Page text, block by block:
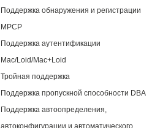
Поддержка обнаружения и регистрации
MPCP
Поддержка аутентификации
Mac/Loid/Mac+Loid
Тройная поддержка
Поддержка пропускной способности DBA
Поддержка автоопределения,